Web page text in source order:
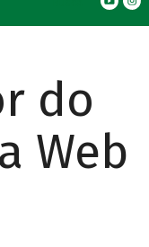
do
Web